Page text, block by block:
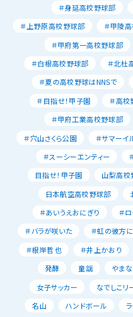
＃身延高校野球部
＃上野原高校野球部
＃甲陵
＃甲府第一高校野球部
＃白根高校野球部
＃北杜
＃夏の高校野球はNNSで
＃目指せ！甲子園
＃高校
＃甲府工業高校野球部
＃穴山さくら公園
＃サマーイ
＃スーシーエンティー
目指せ！甲子園
山梨高校
日本航空高校野球部
＃あいうえおにぎり
＃
＃バラが咲いた
＃虹の彼方に
＃根岸哲也
＃井上かおり
発酵
童謡 やま
女子サッカー
なでしこリ
名山
ハンドボール